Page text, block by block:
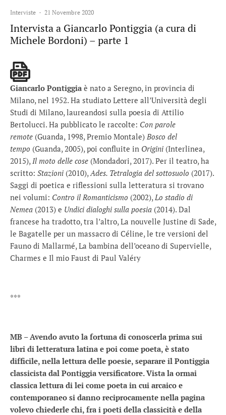
Interviste · 21 Novembre 2020
Intervista a Giancarlo Pontiggia (a cura di
Michele Bordoni) – parte 1
Giancarlo Pontiggia è nato a Seregno, in provincia di
Milano, nel 1952. Ha studiato Lettere all’Università degli
Studi di Milano, laureandosi sulla poesia di Attilio
Bertolucci. Ha pubblicato le raccolte: Con parole
remote (Guanda, 1998, Premio Montale) Bosco del
tempo (Guanda, 2005), poi confluite in Origini (Interlinea,
2015),Il moto delle cose (Mondadori, 2017). Per il teatro, ha
scritto: Stazioni (2010),Ades. Tetralogia del sottosuolo (2017).
Saggi di poetica e riflessioni sulla letteratura si trovano
nei volumi: Contro il Romanticismo (2002),Lo stadio di
Nemea (2013) e Undici dialoghi sulla poesia (2014). Dal
francese ha tradotto, tra l’altro, La nouvelle Justine di Sade,
le Bagatelle per un massacro di Céline, le tre versioni del
Fauno di Mallarmé, La bambina dell’oceano di Supervielle,
Charmes e Il mio Faust di Paul Valéry
***
MB – Avendo avuto la fortuna di conoscerla prima sui
libri di letteratura latina e poi come poeta, è stato
difficile, nella lettura delle poesie, separare il Pontiggia
classicista dal Pontiggia versificatore. Vista la ormai
classica lettura di lei come poeta in cui arcaico e
contemporaneo si danno reciprocamente nella pagina
volevo chiederle chi, fra i poeti della classicità e della